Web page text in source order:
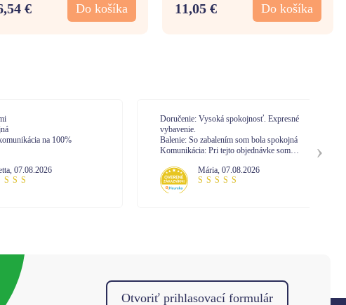
€ Do košíka 11,05 € Do košíka
na 100%
Doručenie: Vysoká spokojnosť. Expresné
vybavenie.
Balenie: So zabalením som bola spokojná
Komunikácia: Pri tejto objednávke som
skúsenosť z minula. Vysoká profesionalita
pri vybavovaní.
Mária, 07.08.2026
Otvoriť prihlasovací formulár